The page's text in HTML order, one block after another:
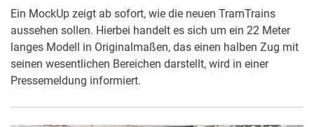
Ein MockUp zeigt ab sofort, wie die neuen TramTrains
aussehen sollen. Hierbei handelt es sich um ein 22 Meter
langes Modell in Originalmaßen, das einen halben Zug mit
seinen wesentlichen Bereichen darstellt, wird in einer
Pressemeldung informiert.